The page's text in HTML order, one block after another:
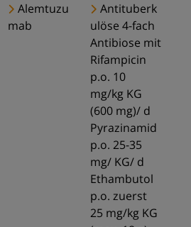
Alemtuzu
mab
Antituberk
ulöse 4-fach
Antibiose mit
Rifampicin
p.o. 10
mg/kg KG
(600 mg)/ d
Pyrazinamid
p.o. 25-35
mg/ KG/ d
Ethambutol
p.o. zuerst
25 mg/kg KG